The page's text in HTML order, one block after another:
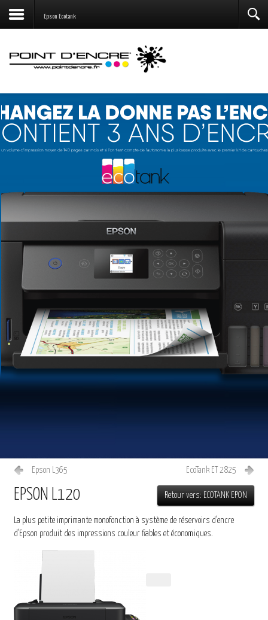
Epson Ecotank
Epson L365 EcoTank ET 2825
Retour vers: ECOTANK EPON
EPSON L120
La plus petite imprimante monofonction à système de réservoirs d’encre
d’Epson produit des impressions couleur fiables et économiques.